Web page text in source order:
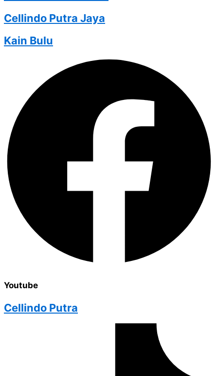
Cellindo Putra Jaya
Kain Bulu
Youtube
Cellindo Putra